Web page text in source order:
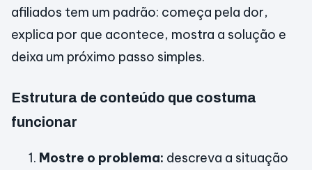
afiliados tem um padrão: começa pela dor,
explica por que acontece, mostra a solução e
deixa um próximo passo simples.
Estrutura de conteúdo que costuma
funcionar
Mostre o problema: descreva a situação